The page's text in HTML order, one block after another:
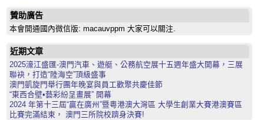
贊助廣告
本會開通國內微信版: macauvppm 大家可以關注.
近期文章
2025濠江盛匯-澳門汽車、遊艇、公務航空展十五週年盛大開幕，三展
聯袂，打造“陸海空”頂級盛事
澳門凱旋門舉行團年晚宴與員工歡聚共慶佳節
“東西合壁•藝彩紛呈畫展” 開幕
2024 年第十三屆“贏在廣州”暨粵港澳大灣區 大學生創業大賽港澳賽區
比賽完滿結束， 澳門三所院校躋身決賽!